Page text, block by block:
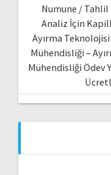
Numune /
Analiz İçin
Ayırma Teknolojisi
Mühendisliği –
Mühendisliği Ödev